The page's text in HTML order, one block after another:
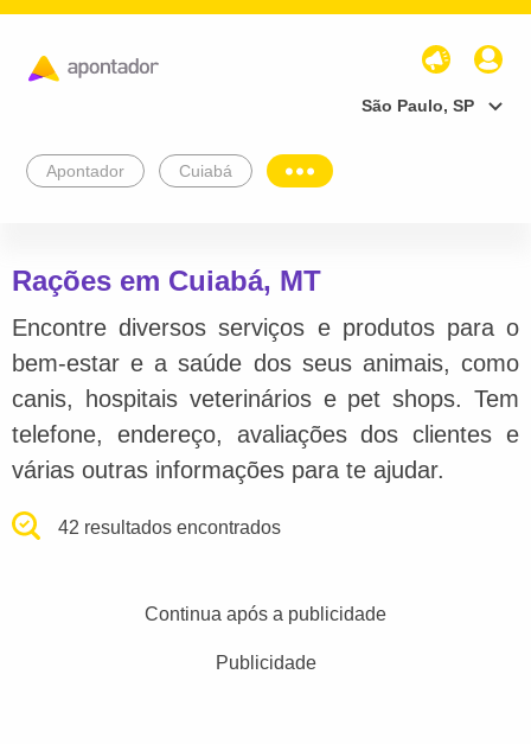
São Paulo, SP
Apontador Cuiabá
Rações em Cuiabá, MT
Encontre diversos serviços e produtos para o
bem-estar e a saúde dos seus animais, como
canis, hospitais veterinários e pet shops. Tem
telefone, endereço, avaliações dos clientes e
várias outras informações para te ajudar.
42 resultados encontrados
Continua após a publicidade
Publicidade